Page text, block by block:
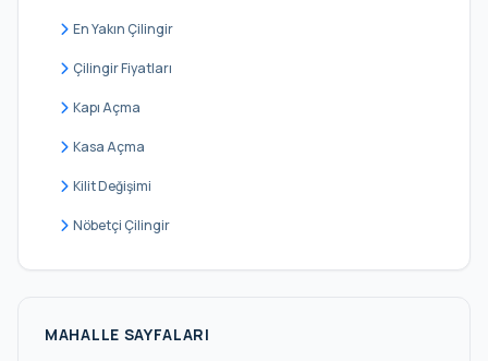
Kocamustafapaşa
En Yakın Çilingir
Çilingir Fiyatları
Kapı Açma
Kasa Açma
Kilit Değişimi
Nöbetçi Çilingir
MAHALLE SAYFALARI